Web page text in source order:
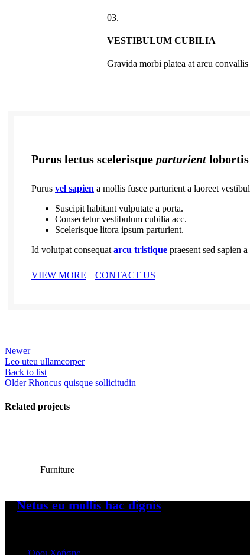
03.
VESTIBULUM CUBILIA
Gravida morbi platea at arcu
Purus lectus scelerisque parturient
Purus vel sapien a mollis fusce parturient a laoreet
Suscipit habitant vulputate a porta.
Consectetur vestibulum cubilia acc.
Scelerisque litora ipsum parturient.
Id volutpat consequatarcu tristique praesent sed sapien
VIEW MORE CONTACT US
Newer
Leo uteu ullamcorper
Back to list
Older Rhoncus quisque sollicitudin
Related projects
Furniture
Netus eu mollis hac dignis
Όροι Χρήσης